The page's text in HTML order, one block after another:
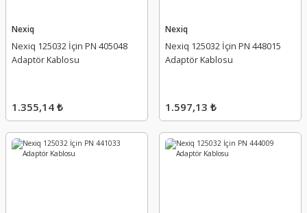
Nexiq
Nexiq 125032 İçin PN 405048
Adaptör Kablosu
1.355,14 ₺
Nexiq
Nexiq 125032 İçin PN 448015
Adaptör Kablosu
1.597,13 ₺